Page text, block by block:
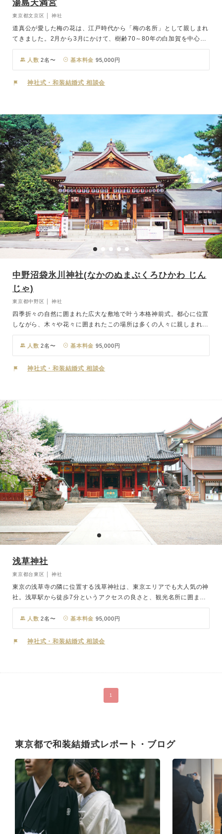
湯島天満宮
東京都文京区 │ 神社
道真公が愛した梅の花は、江戸時代から「梅の名所」として親しまれ
てきました。2月から3月にかけて、樹齢70～80年の白加賀を中心に
月影、豊後梅、寒紅梅など約300本が敷地内を美しく彩ります。 結婚
式を執り行う社殿は、ご本殿と参拝者のための拝殿が幣殿で結ばれて
いる「権現造り」という建築様式です。この建物は、日本古来の「木
の文化」を象徴し、樹齢250年といわれる木曽檜を使った純木造りと
するとともに、おふたりの愛と幸せを末永く結びます。
人数 2名〜 基本料金 95,000円
神社式・和装結婚式 相談会
中野沼袋氷川神社(なかのぬまぶくろひかわ じん
じゃ)
東京都中野区 │ 神社
四季折々の自然に囲まれた広大な敷地で叶う本格神前式。都心に位置
しながら、木々や花々に囲まれたこの場所は多くの人々に親しまれて
います。お二人の人生の新たな始まりを、四季折々の花木と神々が見
守ります。和装が映えるスポットも多く、広大な境内には写真映えす
る縁台や神楽殿があります。アクセスも良く、ゲストのおもてなしに
も配慮された設備が整っています。西武新宿線沼袋駅から徒歩2分、
人数 2名〜 基本料金 95,000円
神社式・和装結婚式 相談会
浅草神社
東京都台東区 │ 神社
東京の浅草寺の隣に位置する浅草神社は、東京エリアでも大人気の神
社。浅草駅から徒歩7分というアクセスの良さと、観光名所に囲まれ
たロケーションが魅力です。 浅草神社の社殿は350年以上前に建立さ
れ、重厚な漆塗りが施された建物は国の重要文化財に指定されていま
す。平成8年に補修され、社殿の色彩や漆は鮮やかに蘇り、鳳凰や麒
麟、飛龍など幸福を願う霊獣が美しく描かれています。この重厚で優
人数 2名〜 基本料金 95,000円
神社式・和装結婚式 相談会
1
東京都で和装結婚式レポート・ブログ